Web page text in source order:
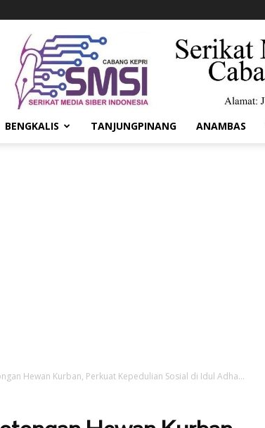
BENGKALIS TANJUNGPINANG ANAMBAS
Hewan Kurban, Perkuat Kepedulian Sosial di Idul Adha...